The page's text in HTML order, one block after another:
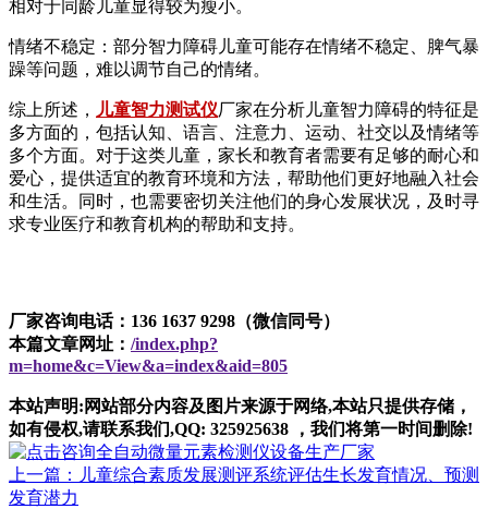
相对于同龄儿童显得较为瘦小。
情绪不稳定：部分智力障碍儿童可能存在情绪不稳定、脾气暴
躁等问题，难以调节自己的情绪。
综上所述， 儿童智力测试仪厂家在分析儿童智力障碍的特征是
多方面的，包括认知、语言、注意力、运动、社交以及情绪等
多个方面。对于这类儿童，家长和教育者需要有足够的耐心和
爱心，提供适宜的教育环境和方法，帮助他们更好地融入社会
和生活。同时，也需要密切关注他们的身心发展状况，及时寻
求专业医疗和教育机构的帮助和支持。
厂家咨询电话：136 1637 9298（微信同号）
本篇文章网址： /index.php?
m=home&c=View&a=index&aid=805
本站声明:网站部分内容及图片来源于网络,本站只提供存储，
如有侵权,请联系我们,QQ: 325925638 ，我们将第一时间删除!
上一篇：儿童综合素质发展测评系统评估生长发育情况、预测
发育潜力